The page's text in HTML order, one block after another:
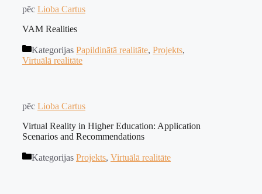
pēc Lioba Cartus
VAM Realities
Kategorijas Papildinātā realitāte, Projekts,
Virtuālā realitāte
pēc Lioba Cartus
Virtual Reality in Higher Education: Application
Scenarios and Recommendations
Kategorijas Projekts, Virtuālā realitāte